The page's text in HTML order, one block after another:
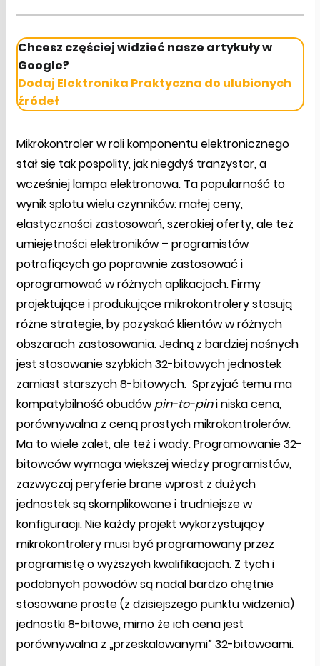
Chcesz częściej widzieć nasze artykuły w
Google?
Dodaj Elektronika Praktyczna do ulubionych
źródeł
Mikrokontroler w roli komponentu elektronicznego
stał się tak pospolity, jak niegdyś tranzystor, a
wcześniej lampa elektronowa. Ta popularność to
wynik splotu wielu czynników: małej ceny,
elastyczności zastosowań, szerokiej oferty, ale też
umiejętności elektroników – programistów
potrafiących go poprawnie zastosować i
oprogramować w różnych aplikacjach. Firmy
projektujące i produkujące mikrokontrolery stosują
różne strategie, by pozyskać klientów w różnych
obszarach zastosowania. Jedną z bardziej nośnych
jest stosowanie szybkich 32-bitowych jednostek
zamiast starszych 8-bitowych. Sprzyjać temu ma
kompatybilność obudówpin-to-pini niska cena,
porównywalna z ceną prostych mikrokontrolerów.
Ma to wiele zalet, ale też i wady. Programowanie 32-
bitowców wymaga większej wiedzy programistów,
zazwyczaj peryferie brane wprost z dużych
jednostek są skomplikowane i trudniejsze w
konfiguracji. Nie każdy projekt wykorzystujący
mikrokontrolery musi być programowany przez
programistę o wyższych kwalifikacjach. Z tych i
podobnych powodów są nadal bardzo chętnie
stosowane proste (z dzisiejszego punktu widzenia)
jednostki 8-bitowe, mimo że ich cena jest
porównywalna z „przeskalowanymi” 32-bitowcami.